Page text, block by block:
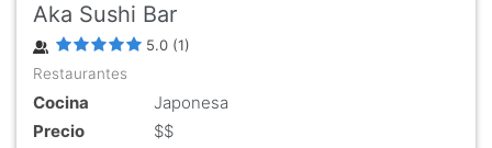
Aka Sushi Bar
5.0 (1)
Restaurantes
Cocina
Japonesa
Precio
$$